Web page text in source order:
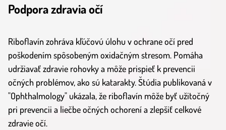
Podpora zdravia očí
Riboflavín zohráva kľúčovú úlohu v ochrane očí pred
poškodením spôsobeným oxidačným stresom. Pomáha
udržiavať zdravie rohovky a môže prispieť k prevencii
očných problémov, ako sú katarakty. Štúdia publikovaná v
"Ophthalmology" ukázala, že riboflavín môže byť užitočný
pri prevencii a liečbe očných ochorení a zlepšiť celkové
zdravie očí.